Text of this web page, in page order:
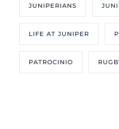
JUNIPERIANS
LIFE AT JUNIPER
PATROCINIO